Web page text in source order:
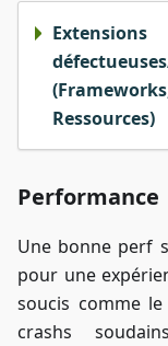
Extensions
Ressources)
Performance
Une bonne perf
pour une
soucis comme
crashs